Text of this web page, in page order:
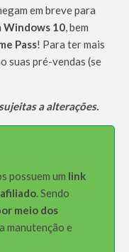
em breve para
Windows 10, bem
Pass! Para ter mais
suas pré-vendas (se
a alterações.
possuem um link
. Sendo
meio dos
manutenção e